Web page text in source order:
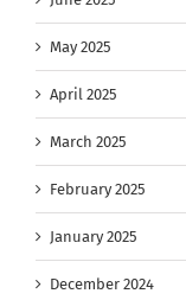
May 2025
April 2025
March 2025
February 2025
January 2025
December 2024